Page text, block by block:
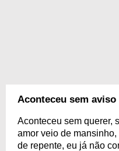
Aconteceu sem aviso
Aconteceu sem querer,
amor veio de
de repente, eu já não